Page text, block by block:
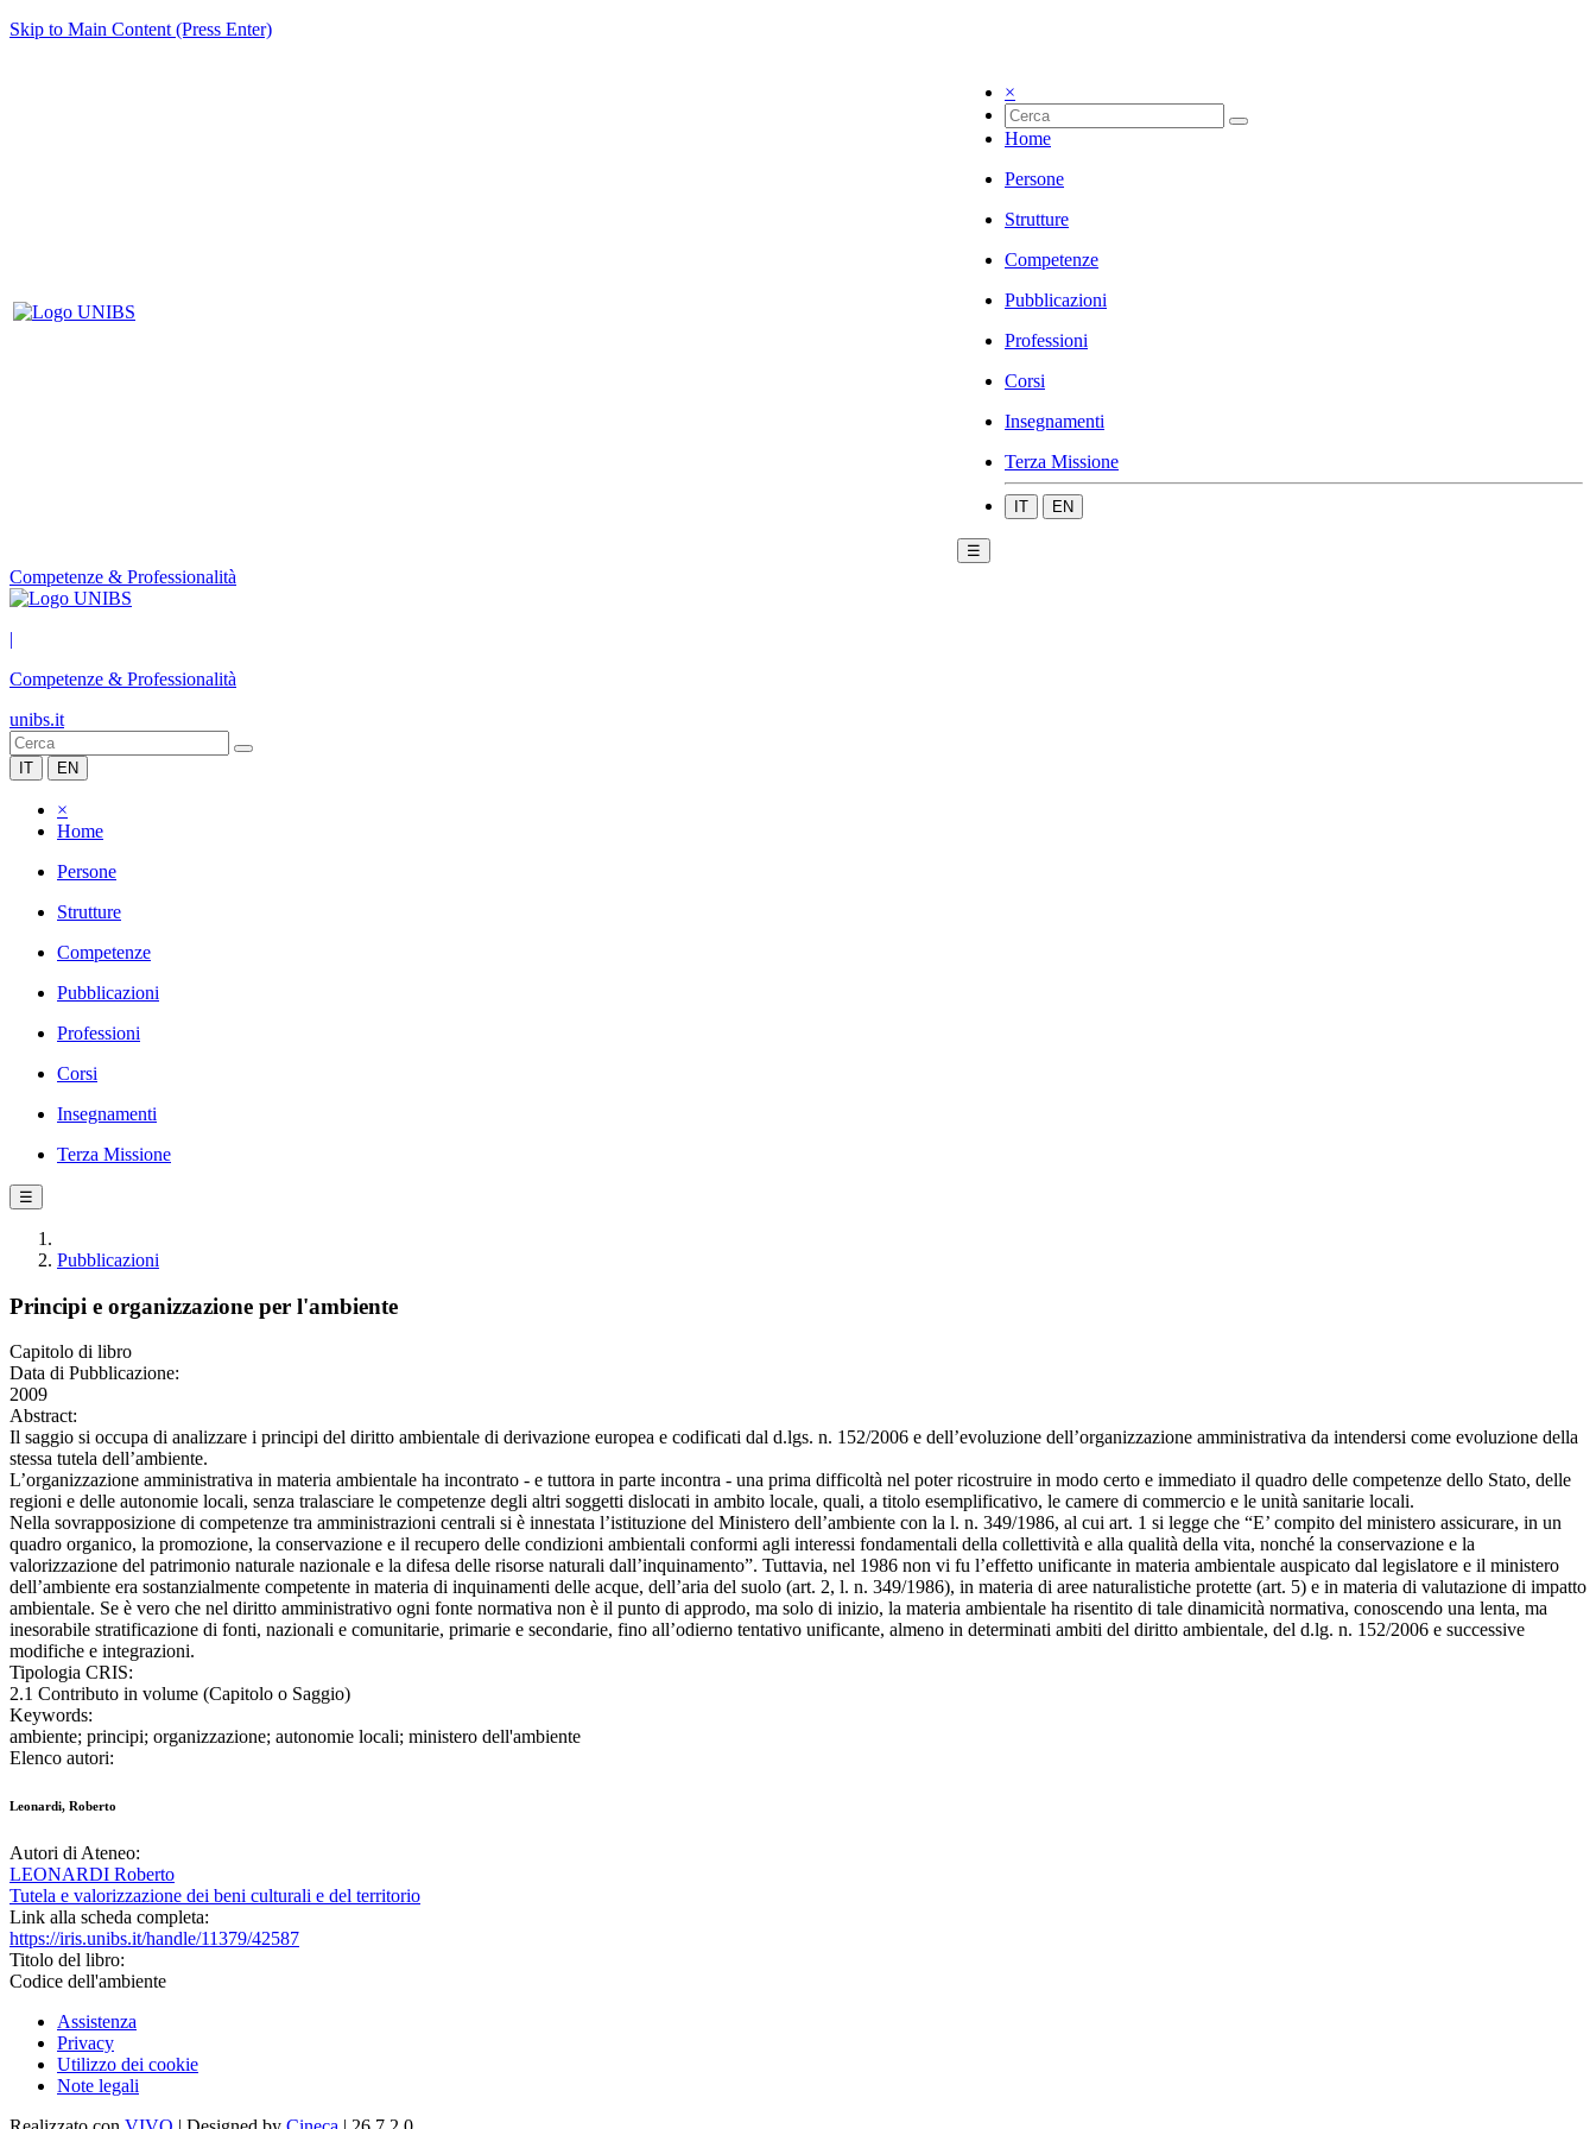
Skip to Main Content (Press Enter)
×
Home
Persone
Strutture
Competenze
Pubblicazioni
Professioni
Corsi
Insegnamenti
Terza Missione
IT EN
☰
Competenze & Professionalità
|
Competenze & Professionalità
unibs.it
IT EN
×
Home
Persone
Strutture
Competenze
Pubblicazioni
Professioni
Corsi
Insegnamenti
Terza Missione
☰
Pubblicazioni
Principi e organizzazione per l'ambiente
Capitolo di libro
Data di Pubblicazione:
2009
Abstract:
Il saggio si occupa di analizzare i principi del diritto ambientale di derivazione europea e codificati dal d.lgs. n. 152/2006 e dell’evoluzione dell’organizzazione amministrativa da intendersi come evoluzione della
stessa tutela dell’ambiente.
L’organizzazione amministrativa in materia ambientale ha incontrato - e tuttora in parte incontra - una prima difficoltà nel poter ricostruire in modo certo e immediato il quadro delle competenze dello Stato, delle
regioni e delle autonomie locali, senza tralasciare le competenze degli altri soggetti dislocati in ambito locale, quali, a titolo esemplificativo, le camere di commercio e le unità sanitarie locali.
Nella sovrapposizione di competenze tra amministrazioni centrali si è innestata l’istituzione del Ministero dell’ambiente con la l. n. 349/1986, al cui art. 1 si legge che “E’ compito del ministero assicurare, in un
quadro organico, la promozione, la conservazione e il recupero delle condizioni ambientali conformi agli interessi fondamentali della collettività e alla qualità della vita, nonché la conservazione e la
valorizzazione del patrimonio naturale nazionale e la difesa delle risorse naturali dall’inquinamento”. Tuttavia, nel 1986 non vi fu l’effetto unificante in materia ambientale auspicato dal legislatore e il ministero
dell’ambiente era sostanzialmente competente in materia di inquinamenti delle acque, dell’aria del suolo (art. 2, l. n. 349/1986), in materia di aree naturalistiche protette (art. 5) e in materia di valutazione di impatto
ambientale. Se è vero che nel diritto amministrativo ogni fonte normativa non è il punto di approdo, ma solo di inizio, la materia ambientale ha risentito di tale dinamicità normativa, conoscendo una lenta, ma
inesorabile stratificazione di fonti, nazionali e comunitarie, primarie e secondarie, fino all’odierno tentativo unificante, almeno in determinati ambiti del diritto ambientale, del d.lg. n. 152/2006 e successive
modifiche e integrazioni.
Tipologia CRIS:
2.1 Contributo in volume (Capitolo o Saggio)
Keywords:
ambiente; principi; organizzazione; autonomie locali; ministero dell'ambiente
Elenco autori:
Leonardi, Roberto
Autori di Ateneo:
LEONARDI Roberto
Tutela e valorizzazione dei beni culturali e del territorio
Link alla scheda completa:
https://iris.unibs.it/handle/11379/42587
Titolo del libro:
Codice dell'ambiente
Assistenza
Privacy
Utilizzo dei cookie
Note legali